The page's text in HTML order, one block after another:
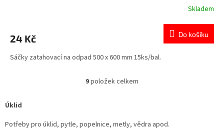
Skladem
24 Kč Do košíku
Sáčky zatahovací na odpad 500 x 600 mm 15ks/bal.
O
d
9položek celkem
Úklid
Potřeby pro úklid, pytle, popelnice, metly, vědra apod.